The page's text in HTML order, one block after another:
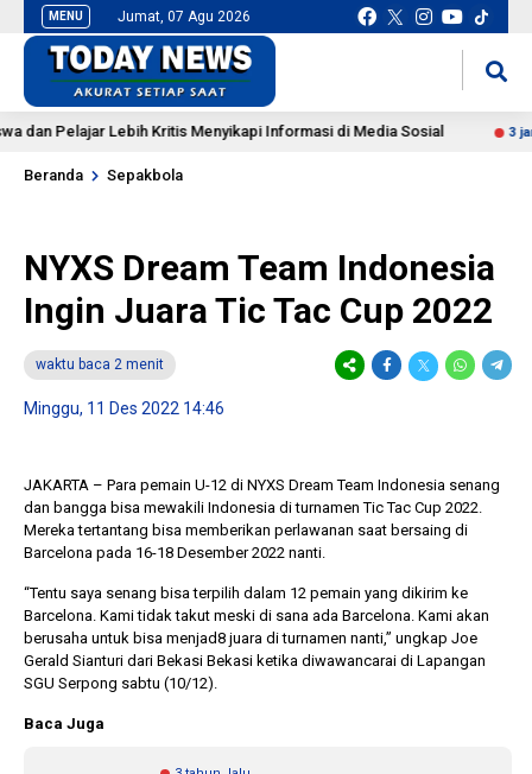
MENU Jumat, 07 Agu 2026
Pelajar Lebih Kritis Menyikapi Informasi di Media Sosial 3 jam lalu
Beranda Sepakbola
NYXS Dream Team Indonesia
Ingin Juara Tic Tac Cup 2022
waktu baca 2 menit
Minggu, 11 Des 2022 14:46
JAKARTA – Para pemain U-12 di NYXS Dream Team Indonesia senang
dan bangga bisa mewakili Indonesia di turnamen Tic Tac Cup 2022.
Mereka tertantang bisa memberikan perlawanan saat bersaing di
Barcelona pada 16-18 Desember 2022 nanti.
“Tentu saya senang bisa terpilih dalam 12 pemain yang dikirim ke
Barcelona. Kami tidak takut meski di sana ada Barcelona. Kami akan
berusaha untuk bisa menjad8 juara di turnamen nanti,” ungkap Joe
Gerald Sianturi dari Bekasi Bekasi ketika diwawancarai di Lapangan
SGU Serpong sabtu (10/12).
Baca Juga
1 tahun lalu
Banyak Gugatan di
Pilkada 2024, Legislator
Ragukan SDM Bawaslu
10 bulan lalu
KPU
Keputusan
Capres-